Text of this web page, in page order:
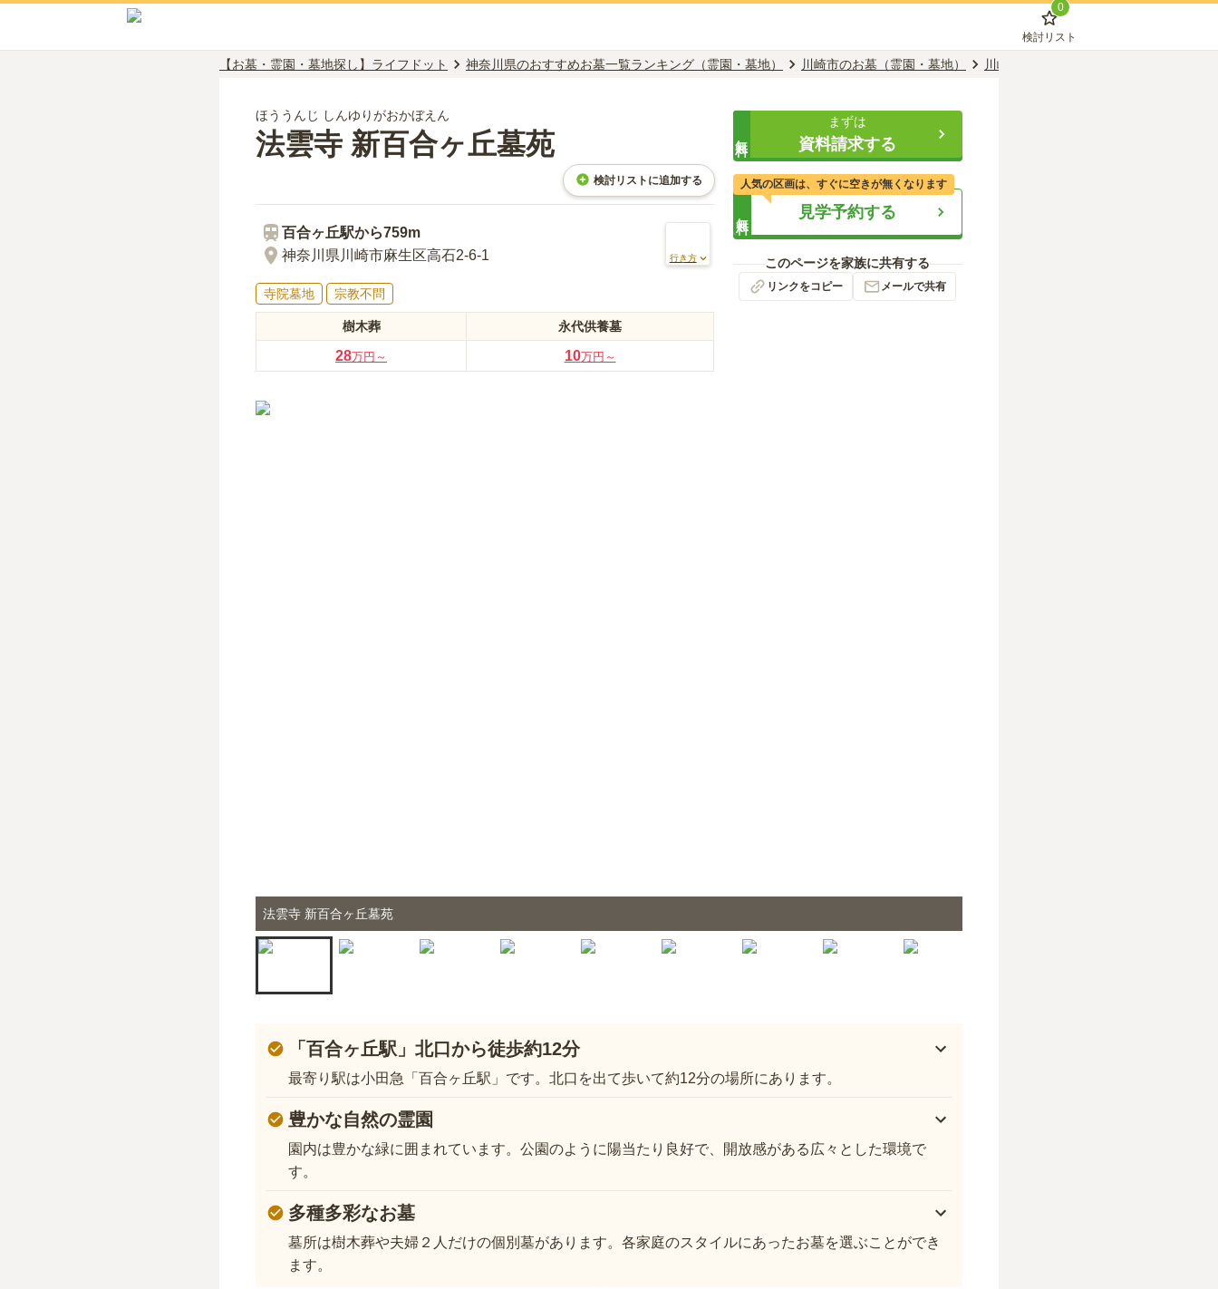
0
検討リスト
【お墓・霊園・墓地探し】ライフドット 神奈川県のおすすめお墓一覧ランキング（霊園・墓地） 川崎市のお墓（霊園・墓地） 川崎市麻生区のお墓（霊園・墓地）
ほううんじ しんゆりがおかぼえん
法雲寺 新百合ヶ丘墓苑
検討リストに追加する
百合ヶ丘駅から759m
神奈川県川崎市麻生区高石2-6-1
行き方
寺院墓地 宗教不問
樹木葬 永代供養墓
28万円～ 10万円～
まずは
資料請求する
見学予約する
人気の区画は、すぐに空きが無くなります
このページを家族に共有する
リンクをコピー メールで共有
法雲寺 新百合ヶ丘墓苑
「百合ヶ丘駅」北口から徒歩約12分
最寄り駅は小田急「百合ヶ丘駅」です。北口を出て歩いて約12分の場所にあります。
豊かな自然の霊園
園内は豊かな緑に囲まれています。公園のように陽当たり良好で、開放感がある広々とした環境で
す。
多種多彩なお墓
墓所は樹木葬や夫婦２人だけの個別墓があります。各家庭のスタイルにあったお墓を選ぶことができ
ます。